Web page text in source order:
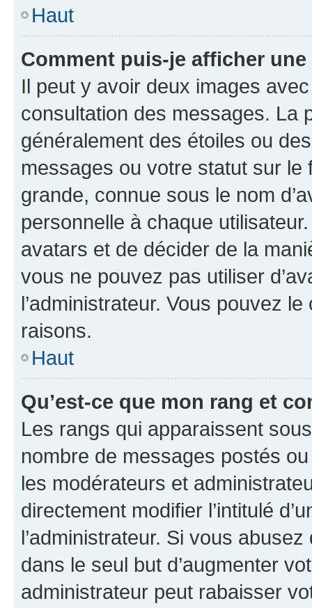
Haut
Comment puis-je afficher
Il peut y avoir deux images
consultation des messages. La
généralement des étoiles ou
messages ou votre statut sur
grande, connue sous le nom
personnelle à chaque utilisateur.
avatars et de décider de la
vous ne pouvez pas utiliser
l’administrateur. Vous pouvez
raisons.
Haut
Qu’est-ce que mon rang et
Les rangs qui apparaissent
nombre de messages postés
les modérateurs et
directement modifier l’intitulé
l’administrateur. Si vous
dans le seul but d’augmenter
administrateur peut rabaisser